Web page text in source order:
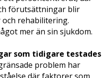
förutsättningar blir
rehabilitering.
mer än sin sjukdom.
som tidigare testades
problem har